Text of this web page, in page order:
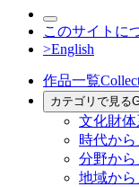
このサイトに
>English
作品一覧
カテゴリで見る
文化財
時代から
分野から
地域から